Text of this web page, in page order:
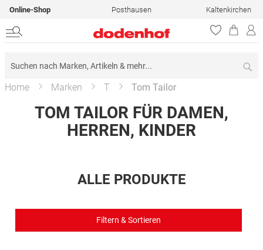
Online-Shop Posthausen Kaltenkirchen
Home Marken T Tom Tailor
TOM TAILOR FÜR DAMEN,
HERREN, KINDER
ALLE PRODUKTE
Filtern & Sortieren